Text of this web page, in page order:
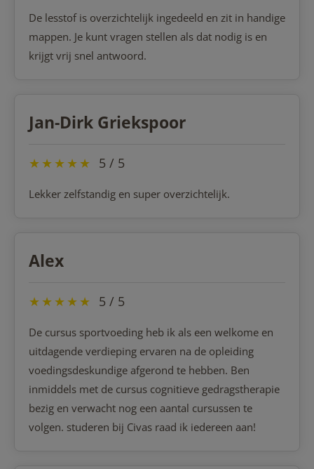
De lesstof is overzichtelijk ingedeeld en zit in handige
mappen. Je kunt vragen stellen als dat nodig is en
krijgt vrij snel antwoord.
Jan-Dirk Griekspoor
★★★★★ 5 / 5
Lekker zelfstandig en super overzichtelijk.
Alex
★★★★★ 5 / 5
De cursus sportvoeding heb ik als een welkome en
uitdagende verdieping ervaren na de opleiding
voedingsdeskundige afgerond te hebben. Ben
inmiddels met de cursus cognitieve gedragstherapie
bezig en verwacht nog een aantal cursussen te
volgen. studeren bij Civas raad ik iedereen aan!